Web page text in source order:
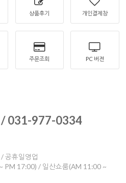
상품후기 개인결제창
주문조회 PC 버젼
031-977-0334
공휴일영업
PM 17:00) / 일산쇼룸(AM 11:00 ~